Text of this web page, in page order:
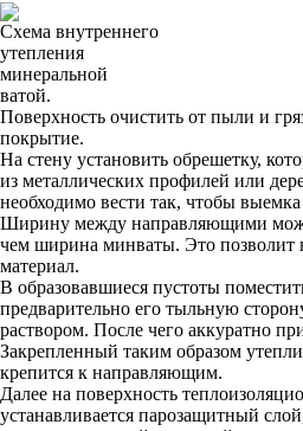
Схема внутреннего
утепления
минеральной
ватой.
Поверхность очистить от пыли и
покрытие.
На стену установить обрешетку,
из металлических профилей или
необходимо вести так, чтобы
Ширину между направляющими
чем ширина минваты. Это позволит
материал.
В образовавшиеся пустоты
предварительно его тыльную
раствором. После чего аккуратно
Закрепленный таким образом
крепится к направляющим.
Далее на поверхность
устанавливается парозащитный